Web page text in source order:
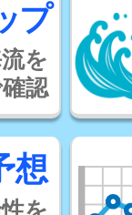
プ
を
認
想